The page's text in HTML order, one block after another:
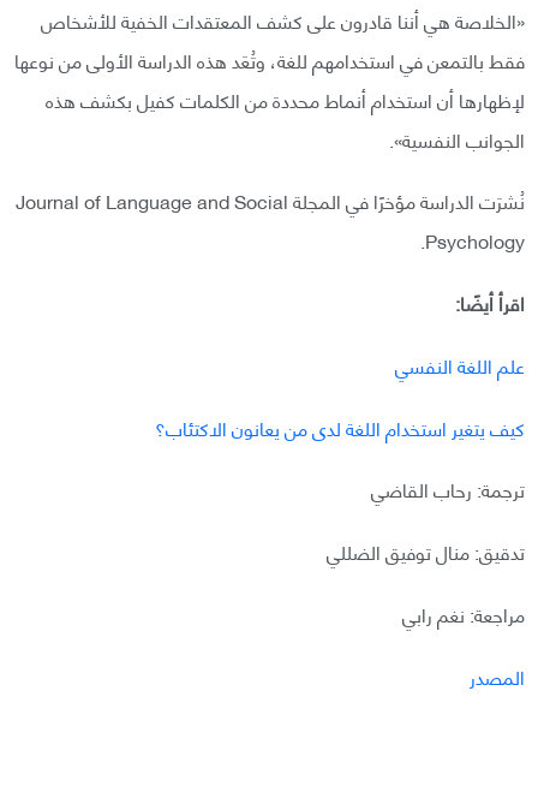
«الخلاصة هي أننا قادرون على كشف المعتقدات الخفية للأشخاص
فقط بالتمعن في استخدامهم للغة، وتُعَد هذه الدراسة الأولى من نوعها
لإظهارها أن استخدام أنماط محددة من الكلمات كفيل بكشف هذه
الجوانب النفسية».
نُشرَت الدراسة مؤخرًا في المجلة Journal of Language and Social
Psychology.
اقرأ أيضًا:
علم اللغة النفسي
كيف يتغير استخدام اللغة لدى من يعانون الاكتئاب؟
ترجمة: رحاب القاضي
تدقيق: منال توفيق الضللي
مراجعة: نغم رابي
المصدر